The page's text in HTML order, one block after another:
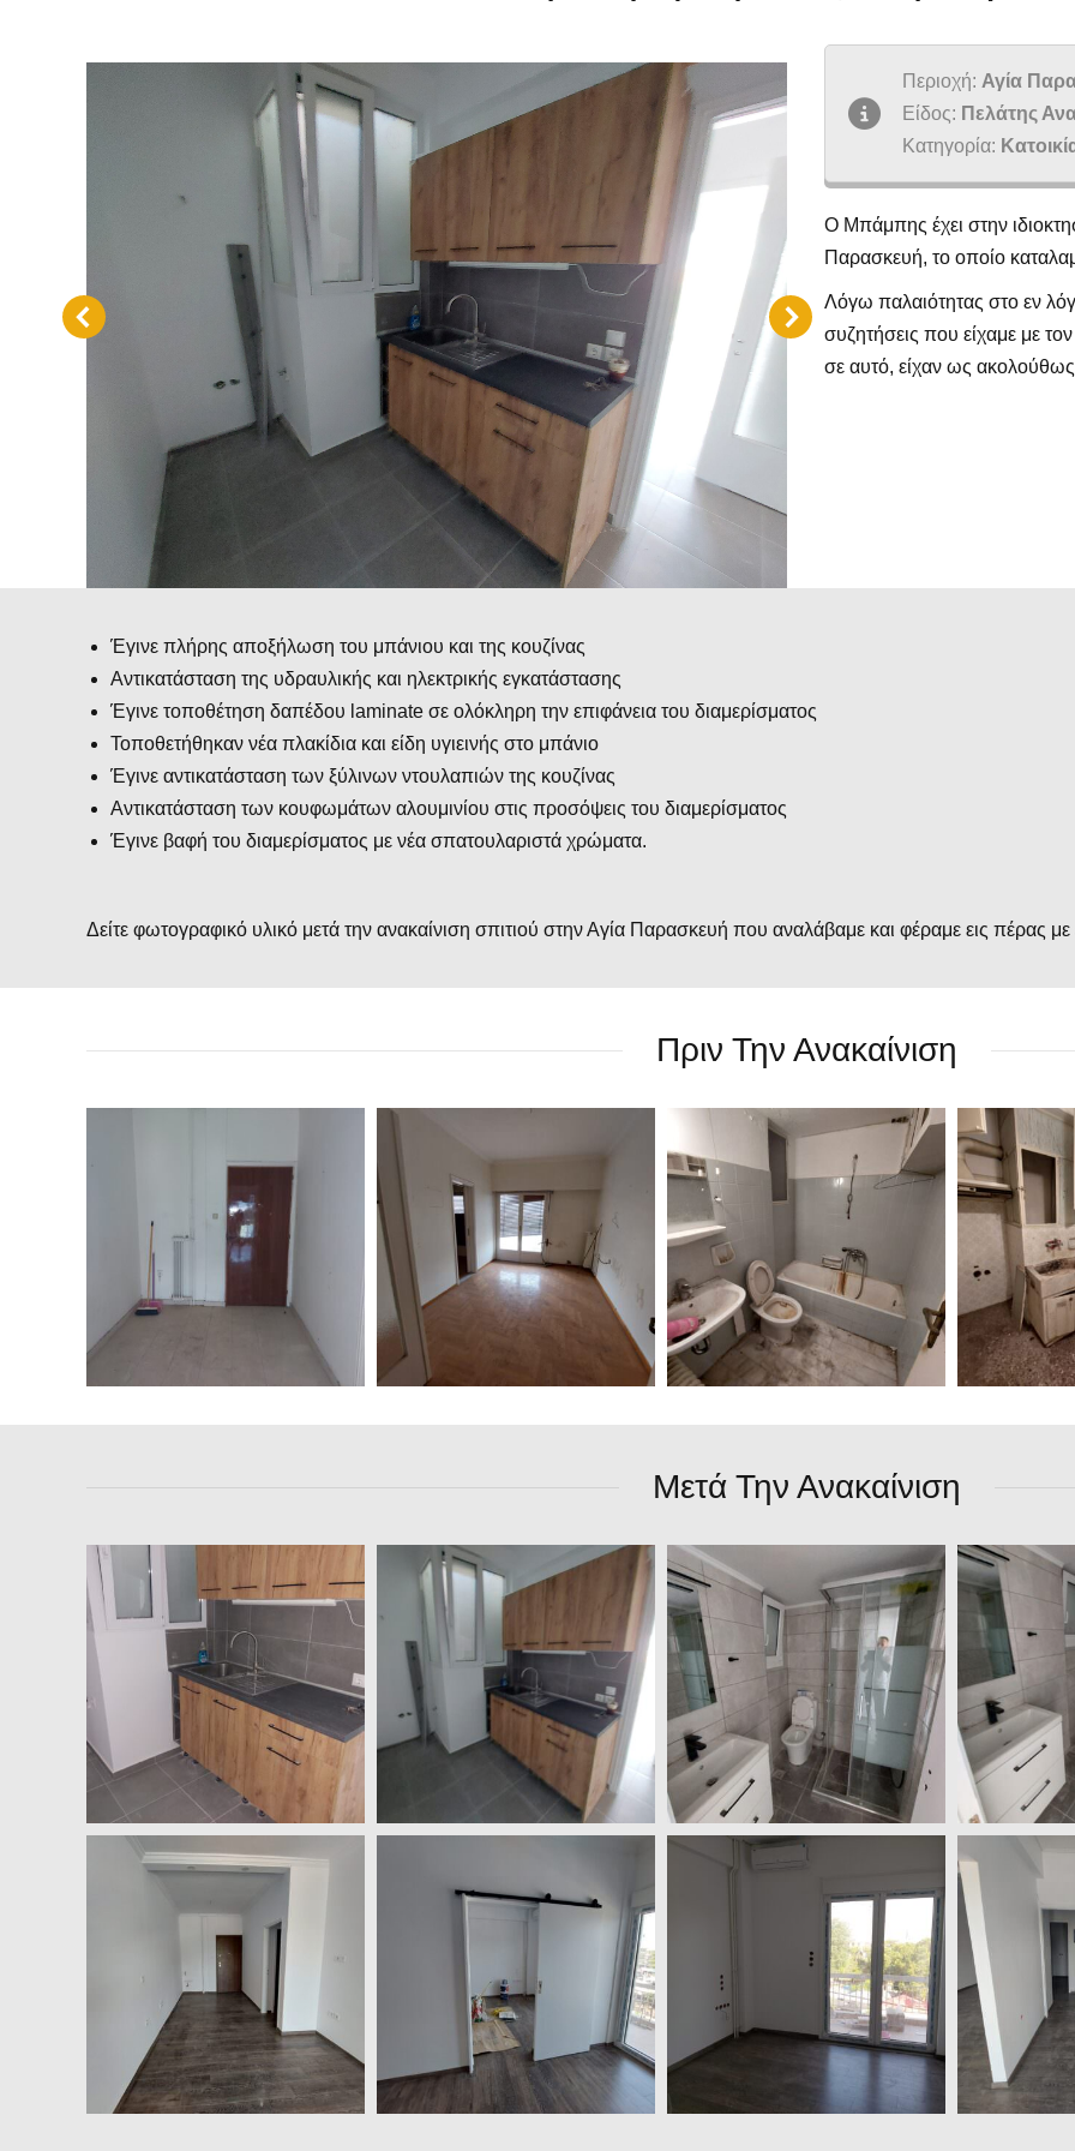
Περιοχή: Αγία
Είδος: Πελάτης
Κατηγορία:
Ο Μπάμπης έχει στην
Παρασκευή, το οποίο
Λόγω παλαιότητας στο εν
συζητήσεις που είχαμε με
σε αυτό, είχαν ως
Έγινε πλήρης αποξήλωση του μπάνιου και της κουζίνας
Αντικατάσταση της υδραυλικής και ηλεκτρικής εγκατάστασης
Έγινε τοποθέτηση δαπέδου laminate σε ολόκληρη την επιφάνεια του διαμερίσματος
Τοποθετήθηκαν νέα πλακίδια και είδη υγιεινής στο μπάνιο
Έγινε αντικατάσταση των ξύλινων ντουλαπιών της κουζίνας
Αντικατάσταση των κουφωμάτων αλουμινίου στις προσόψεις του διαμερίσματος
Έγινε βαφή του διαμερίσματος με νέα σπατουλαριστά χρώματα.
Δείτε φωτογραφικό υλικό μετά την ανακαίνιση σπιτιού στην Αγία Παρασκευή που αναλάβαμε και φέραμε εις πέρας με
Πριν Την Ανακαίνιση
Μετά Την Ανακαίνιση